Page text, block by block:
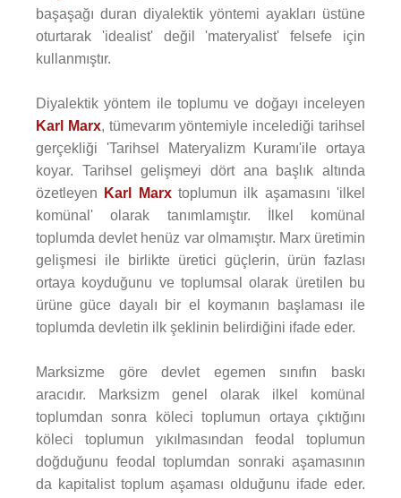
başaşağı duran diyalektik yöntemi ayakları üstüne
oturtarak 'idealist' değil 'materyalist' felsefe için
kullanmıştır.
Diyalektik yöntem ile toplumu ve doğayı inceleyen
Karl Marx, tümevarım yöntemiyle incelediği tarihsel
gerçekliği 'Tarihsel Materyalizm Kuramı'ile ortaya
koyar. Tarihsel gelişmeyi dört ana başlık altında
özetleyen
Karl Marxtoplumun ilk aşamasını 'ilkel
komünal' olarak tanımlamıştır. İlkel komünal
toplumda devlet henüz var olmamıştır. Marx üretimin
gelişmesi ile birlikte üretici güçlerin, ürün fazlası
ortaya koyduğunu ve toplumsal olarak üretilen bu
ürüne güce dayalı bir el koymanın başlaması ile
toplumda devletin ilk şeklinin belirdiğini ifade eder.
Marksizme göre devlet egemen sınıfın baskı
aracıdır. Marksizm genel olarak ilkel komünal
toplumdan sonra köleci toplumun ortaya çıktığını
köleci toplumun yıkılmasından feodal toplumun
doğduğunu feodal toplumdan sonraki aşamasının
da kapitalist toplum aşaması olduğunu ifade eder.